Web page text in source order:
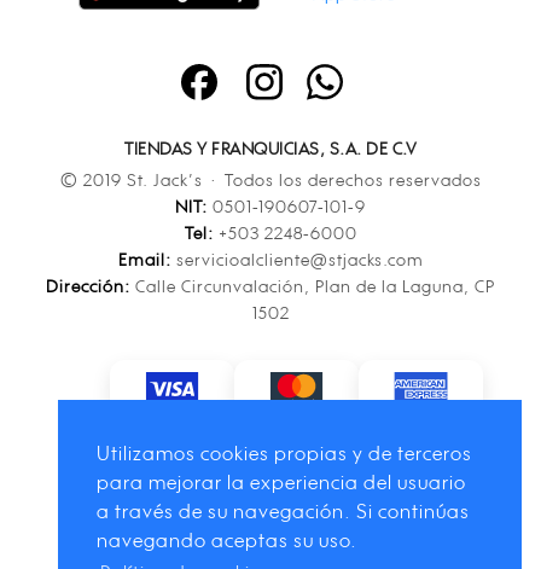
Utilizamos cookies propias y de terceros
para mejorar la experiencia del usuario
a través de su navegación. Si continúas
navegando aceptas su uso.
TIENDAS Y FRANQUICIAS, S.A. DE C.V
© 2019 St. Jack’s · Todos los derechos reservados
NIT: 0501-190607-101-9
Tel: +503 2248-6000
Email: servicioalcliente@stjacks.com
Dirección: Calle Circunvalación, Plan de la Laguna, CP
1502